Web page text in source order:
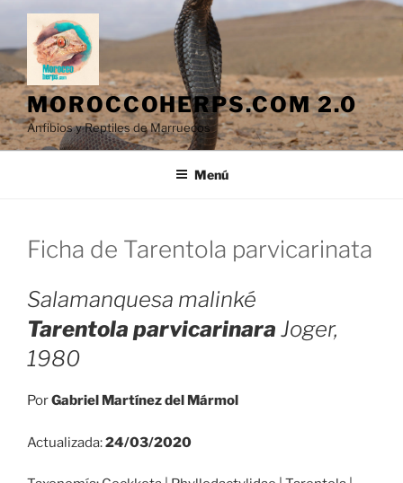
Saltar
contenido
MOROCCOHERPS.COM 2.0
Anfibios y Reptiles de Marruecos
Menú
Ficha de Tarentola parvicarinata
Salamanquesa malinké
Tarentola parvicarinara Joger,
1980
PorGabriel Martínez del Mármol
Actualizada:24/03/2020